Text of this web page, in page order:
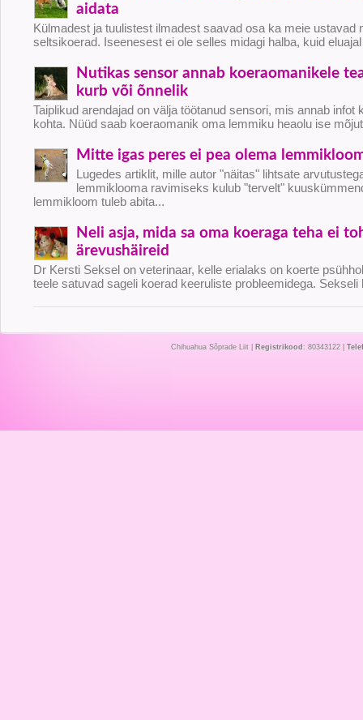
aidata
Külmadest ja tuulistest ilmadest saavad osa ka meie ustavad
seltsikoerad. Iseenesest ei ole selles midagi halba, kuid
Nutikas sensor annab koeraomanikele
kurb või õnnelik
Taiplikud arendajad on välja töötanud sensori, mis annab infot
kohta. Nüüd saab koeraomanik oma lemmiku heaolu ise
Mitte igas peres ei pea olema
Lugedes artiklit, mille autor "näitas" lihtsate
lemmiklooma ravimiseks kulub "tervelt"
lemmikloom tuleb abita...
Neli asja, mida sa oma koeraga teha ei
ärevushäireid
Dr Kersti Seksel on veterinaar, kelle erialaks on koerte
teele satuvad sageli koerad keeruliste probleemidega. Sekseli
Chihuahua Sõprade Liit | Registrikood : 80343122 |